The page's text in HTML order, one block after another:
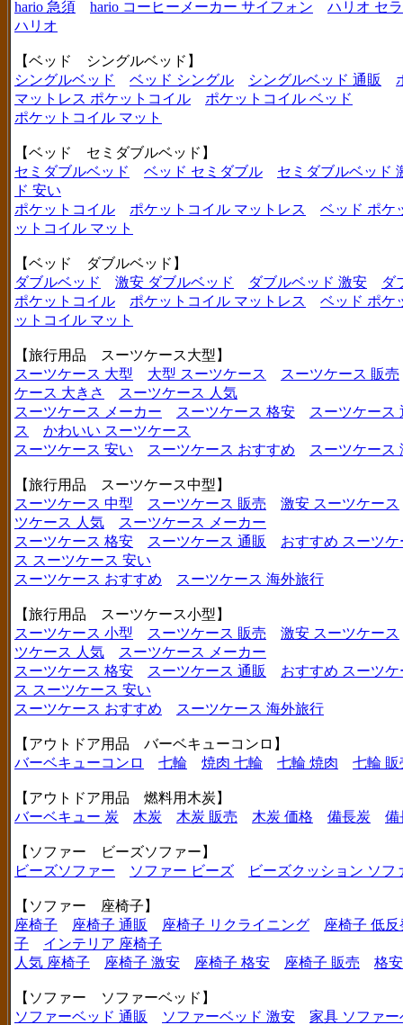
hario 急須
hario コーヒーメーカー サイフォン
ハリオ セ
ハリオ
【ベッド シングルベッド】
シングルベッド
ベッド シングル シングルベッド 通販
マットレス ポケットコイル
ポケットコイル ベッド
ポケットコイル マット
【ベッド セミダブルベッド】
セミダブルベッド
ベッド セミダブル
セミダブルベッド
ド 安い
ポケットコイル
ポケットコイル マットレス
ベッド ポケ
ットコイル マット
【ベッド ダブルベッド】
ダブルベッド
激安 ダブルベッド ダブルベッド 激安
ダ
ポケットコイル
ポケットコイル マットレス
ベッド ポケ
ットコイル マット
【旅行用品 スーツケース大型】
スーツケース 大型
大型 スーツケース
スーツケース 販売
ケース 大きさ
スーツケース 人気
スーツケース メーカー
スーツケース 格安
スーツケース
ス
かわいい スーツケース
スーツケース 安い
スーツケース おすすめ スーツケース
【旅行用品 スーツケース中型】
スーツケース 中型
スーツケース 販売
激安 スーツケース
ツケース 人気
スーツケース メーカー
スーツケース 格安
スーツケース 通販
おすすめ スーツケ
ス スーツケース 安い
スーツケース おすすめ
スーツケース 海外旅行
【旅行用品 スーツケース小型】
スーツケース 小型
スーツケース 販売
激安 スーツケース
ツケース 人気
スーツケース メーカー
スーツケース 格安
スーツケース 通販
おすすめ スーツケ
ス スーツケース 安い
スーツケース おすすめ
スーツケース 海外旅行
【アウトドア用品 バーベキューコンロ】
バーベキューコンロ
七輪 焼肉 七輪 七輪 焼肉 七輪 販
【アウトドア用品 燃料用木炭】
バーベキュー 炭
木炭 木炭 販売 木炭 価格 備長炭 備
【ソファー ビーズソファー】
ビーズソファー
ソファー ビーズ ビーズクッション ソフ
【ソファー 座椅子】
座椅子
座椅子 通販 座椅子 リクライニング
座椅子 低反
子
インテリア 座椅子
人気 座椅子
座椅子 激安 座椅子 格安 座椅子 販売 格
【ソファー ソファーベッド】
ソファーベッド 通販
ソファーベッド 激安
家具 ソファー